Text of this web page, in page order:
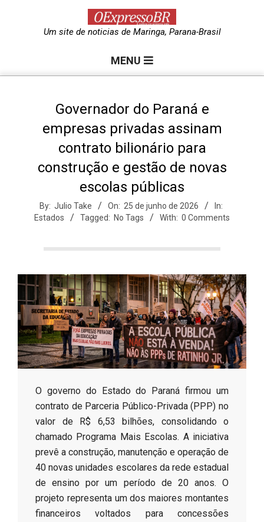
e
s
o
B
Um site de noticias de Maringa, Parana-Brasil
MENU
Governador do Paraná e
empresas privadas assinam
contrato bilionário para
construção e gestão de novas
escolas públicas
By: Julio Take On: 25 de junho de 2026
In:
Estados
Tagged: No Tags With: 0 Comments
​O governo do Estado do Paraná firmou um
contrato de Parceria Público-Privada (PPP) no
valor de R$ 6,53 bilhões, consolidando o
chamado Programa Mais Escolas. A iniciativa
prevê a construção, manutenção e operação de
40 novas unidades escolares da rede estadual
de ensino por um período de 20 anos. O
projeto representa um dos maiores montantes
financeiros voltados para concessões